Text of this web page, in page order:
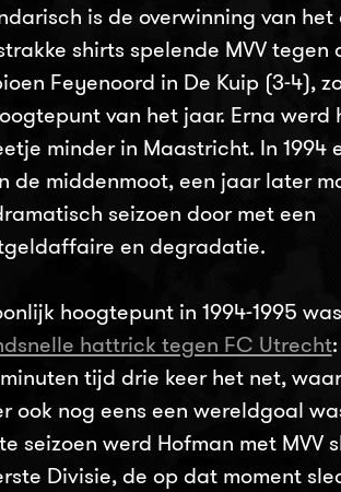
is de overwinning van het
shirts spelende MVV tegen
Feyenoord in De Kuip (3-4),
van het jaar. Erna werd
minder in Maastricht. In 1994
de middenmoot, een jaar later
seizoen door met een
en degradatie.
hoogtepunt in 1994-1995 was
hattrick tegen FC Utrecht
tijd drie keer het net,
ook nog eens een wereldgoal
seizoen werd Hofman met MVV
Divisie, de op dat moment